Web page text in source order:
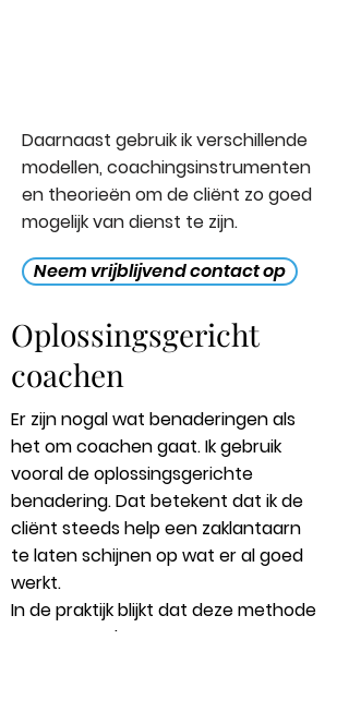
Daarnaast gebruik ik verschillende
modellen, coachingsinstrumenten
en theorieën om de cliënt zo goed
mogelijk van dienst te zijn.
Neem vrijblijvend contact op
Oplossingsgericht
coachen
Er zijn nogal wat benaderingen als
het om coachen gaat. Ik gebruik
vooral de oplossingsgerichte
benadering. Dat betekent dat ik de
cliënt steeds help een zaklantaarn
te laten schijnen op wat er al goed
werkt.
In de praktijk blijkt dat deze methode
mensen snel – en op een